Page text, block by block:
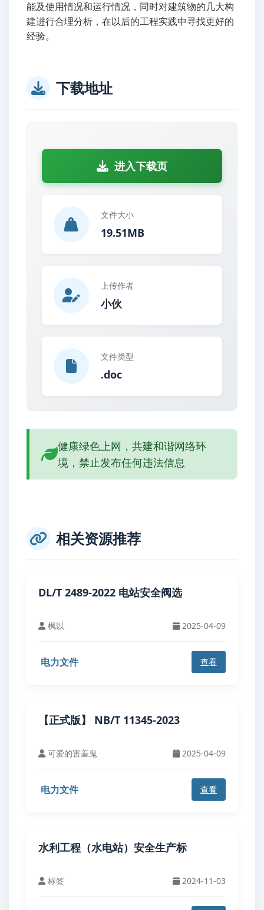
能及使用情况和运行情况，同时对建筑物的几大构
建进行合理分析，在以后的工程实践中寻找更好的
经验。
下载地址
进入下载页
文件大小
19.51MB
上传作者
小伙
文件类型
.doc
健康绿色上网，共建和谐网络环
境，禁止发布任何违法信息
相关资源推荐
DL/T 2489-2022 电站安全阀选
枫以 2025-04-09
电力文件 查看
【正式版】 NB/T 11345-2023
可爱的害羞鬼 2025-04-09
电力文件 查看
水利工程（水电站）安全生产标
标签 2024-11-03